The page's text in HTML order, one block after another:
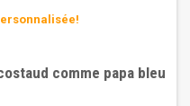
comme papa bleu